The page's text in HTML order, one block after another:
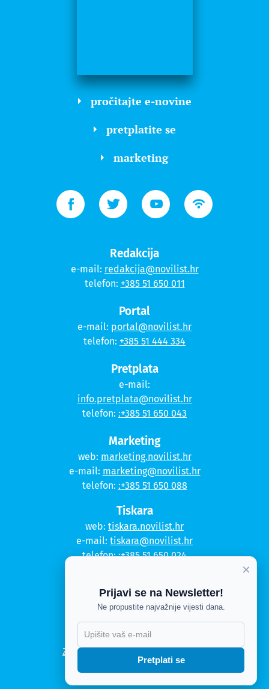
pročitajte e-novine
pretplatite se
marketing
Redakcija
e-mail: redakcija@novilist.hr
telefon: +385 51 650 011
Portal
e-mail: portal@novilist.hr
telefon: +385 51 444 334
Pretplata
e-mail:
info.pretplata@novilist.hr
telefon: :+385 51 650 043
Marketing
web: marketing.novilist.hr
e-mail: marketing@novilist.hr
telefon: :+385 51 650 088
Tiskara
web: tiskara.novilist.hr
e-mail: tiskara@novilist.hr
telefon::+385 51 650 024
Kontakt
Politika privatnosti
Politika kolačića
Zahtjev za pristup informacijama
Impressum
×
Prijavi se na Newsletter!
Ne propustite najvažnije vijesti dana.
Pretplati se